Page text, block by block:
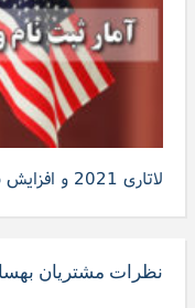
لاتاری 2021 و افزایش شانس ایرانیان برای قبولی
نظرات مشتریان